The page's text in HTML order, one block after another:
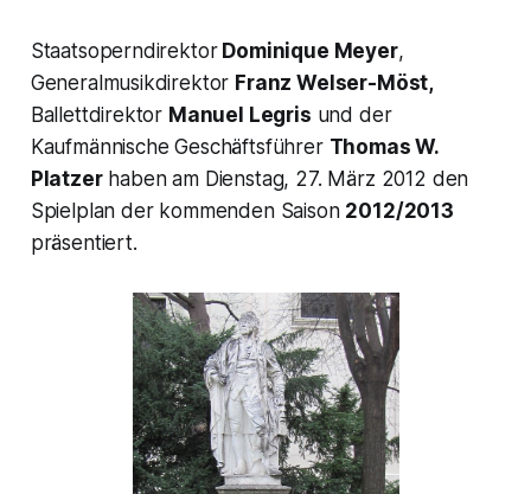
StaatsoperndirektorDominique Meyer,
Generalmusikdirektor Franz Welser-Möst,
Ballettdirektor Manuel Legris und der
Kaufmännische Geschäftsführer Thomas W.
Platzerhaben am Dienstag, 27. März 2012 den
Spielplan der kommenden Saison 2012/2013
präsentiert.